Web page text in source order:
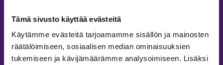
Tämä sivusto käyttää evästeitä
Käytämme evästeitä tarjoamamme sisällön ja mainosten
räätälöimiseen, sosiaalisen median ominaisuuksien
tukemiseen ja kävijämäärämme analysoimiseen. Lisäksi